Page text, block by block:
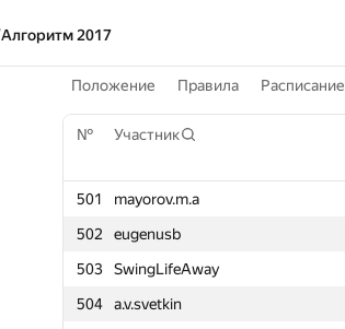
Алгоритм 2017
Положение Правила Расписание
№ Участник
501 mayorov.m.a
502
eugenusb
503
SwingLifeAway
504
a.v.svetkin